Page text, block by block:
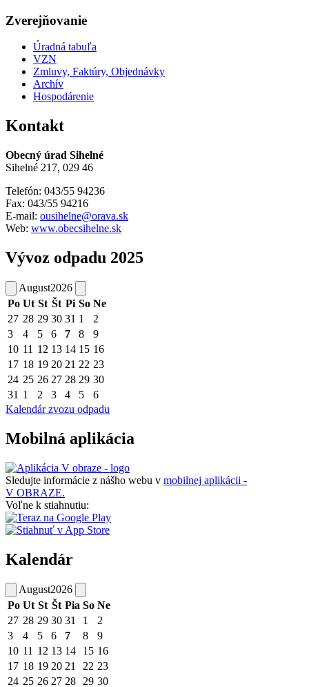
Zverejňovanie
Úradná tabuľa
VZN
Zmluvy, Faktúry, Objednávky
Archív
Hospodárenie
Kontakt
Obecný úrad Sihelné
Sihelné 217, 029 46
Telefón: 043/55 94236
Fax: 043/55 94216
E-mail: ousihelne@orava.sk
Web: www.obecsihelne.sk
Vývoz odpadu 2025
August2026
Po Ut St Št Pi So Ne
27 28 29 30 31 1
2
3
4 5 6 7 8
9
10 11 12 13 14 15 16
17 18 19 20 21 22 23
24 25 26 27 28 29 30
31 1 2 3 4 5
6
Kalendár zvozu odpadu
Mobilná aplikácia
Sledujte informácie z nášho webu v mobilnej aplikácii -
V OBRAZE.
Voľne k stiahnutiu:
Kalendár
August2026
Po Ut St Št Pia So Ne
27 28 29 30 31 1
2
3
4 5 6 7 8
9
10 11 12 13 14 15 16
17 18 19 20 21 22 23
24 25 26 27 28 29 30